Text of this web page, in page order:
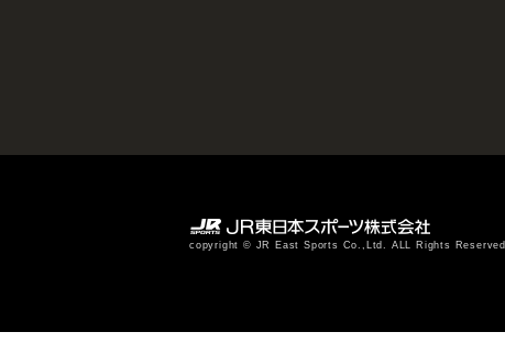
copyright © JR East Sports Co.,Ltd. ALL Rights Reserved